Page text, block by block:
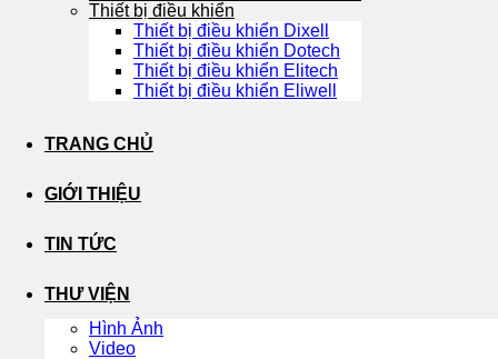
Thiết bị điều khiển
Thiết bị điều khiển Dixell
Thiết bị điều khiển Dotech
Thiết bị điều khiển Elitech
Thiết bị điều khiển Eliwell
TRANG CHỦ
GIỚI THIỆU
TIN TỨC
THƯ VIỆN
Hình Ảnh
Video